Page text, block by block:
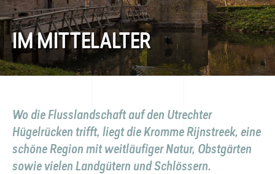
IM MITTELALTER
Wo die Flusslandschaft auf den Utrechter
Hügelrücken trifft, liegt die Kromme Rijnstreek, eine
schöne Region mit weit­läufiger Natur, Obstgärten
sowie vielen Landgütern und Schlössern.